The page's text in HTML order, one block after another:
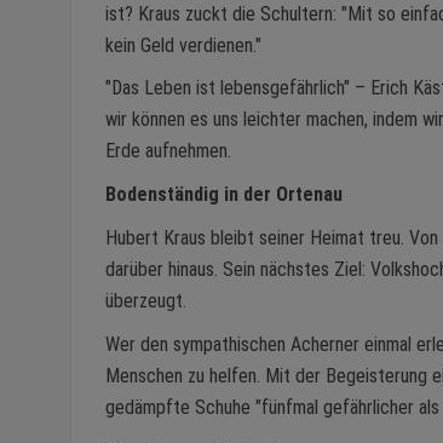
ist? Kraus zuckt die Schultern: "Mit so
kein Geld verdienen."
"Das Leben ist lebensgefährlich" – Erich
wir können es uns leichter machen, indem
Erde aufnehmen.
Bodenständig in der Ortenau
Hubert Kraus bleibt seiner Heimat treu.
darüber hinaus. Sein nächstes Ziel:
überzeugt.
Wer den sympathischen Acherner einmal
Menschen zu helfen. Mit der Begeisterung
gedämpfte Schuhe "fünfmal gefährlicher